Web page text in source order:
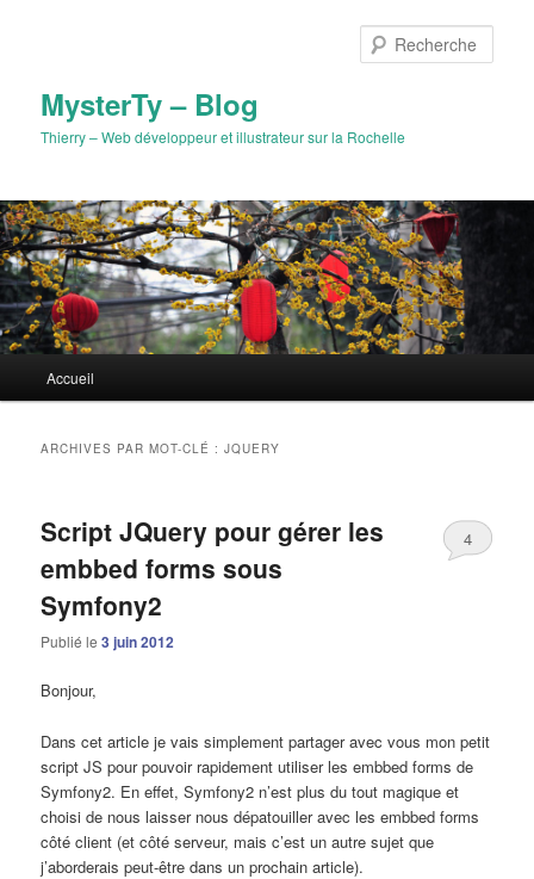
MysterTy – Blog
Thierry – Web développeur et illustrateur sur la Rochelle
principal
Accueil
ARCHIVES PAR MOT-CLÉ :JQUERY
Script JQuery pour gérer les
embbed forms sous
Symfony2
Publié le3 juin 2012
4
Bonjour,
Dans cet article je vais simplement partager avec vous mon petit
script JS pour pouvoir rapidement utiliser les embbed forms de
Symfony2. En effet, Symfony2 n’est plus du tout magique et
choisi de nous laisser nous dépatouiller avec les embbed forms
côté client (et côté serveur, mais c’est un autre sujet que
j’aborderais peut-être dans un prochain article).